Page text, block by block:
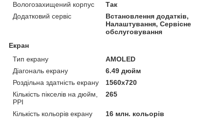
Вологозахищений корпус
Так
Додатковий сервіс
Встановлення додатків,
Налаштування, Сервісне
обслуговування
Екран
Тип екрану
AMOLED
Діагональ екрану
6.49 дюйм
Роздільна здатність екрану
1560х720
Кількість пікселів на дюйм,
PPI
265
Кількість кольорів екрану
16 млн. кольорів